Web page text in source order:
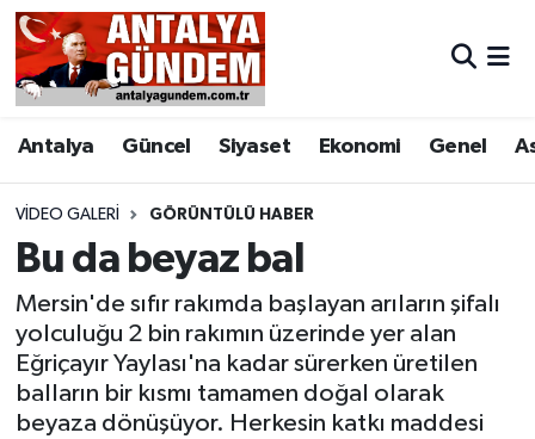
Antalya Güncel Siyaset Ekonomi Genel
VIDEO GALERI GÖRÜNTÜLÜ HABER
Bu da beyaz bal
Mersin'de sıfır rakımda başlayan arıların şifalı
yolculuğu 2 bin rakımın üzerinde yer alan
Eğriçayır Yaylası'na kadar sürerken üretilen
balların bir kısmı tamamen doğal olarak
beyaza dönüşüyor. Herkesin katkı maddesi
Antalya
Asayiş
Bilim & Teknoloji
Bölge
EĞİTİM
Ekonomi
Antalya Nöbetçi Eczaneler
Antalya Hava Durumu
Antalya Namaz Vakitleri
Antalya Trafik Yoğunluk Haritası
Süper Lig Puan Durumu ve Fikstür
Tüm Manşetler